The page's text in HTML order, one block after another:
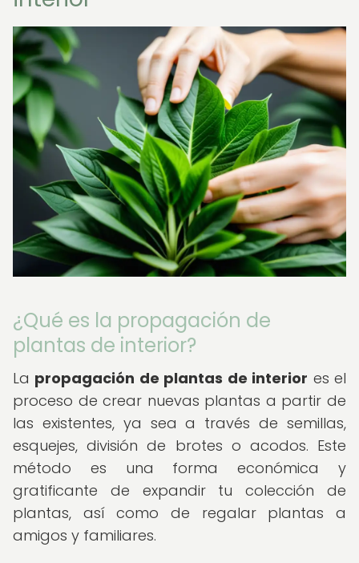
¿Qué es la propagación de
plantas de interior?
La propagación de plantas de interior es el
proceso de crear nuevas plantas a partir de
las existentes, ya sea a través de semillas,
esquejes, división de brotes o acodos. Este
método es una forma económica y
gratificante de expandir tu colección de
plantas, así como de regalar plantas a
amigos y familiares.